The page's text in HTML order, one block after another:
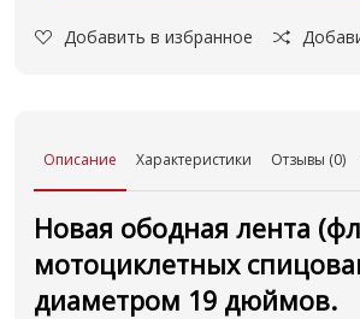
Добавить в избранное
Описание Характеристики Отзывы (0)
Новая ободная лента
мотоциклетных
диаметром 19 дюймов.